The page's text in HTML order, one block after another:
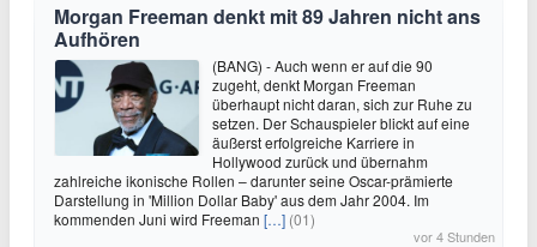
Morgan Freeman denkt mit 89 Jahren nicht ans
Aufhören
(BANG) - Auch wenn er auf die 90
zugeht, denkt Morgan Freeman
überhaupt nicht daran, sich zur Ruhe zu
setzen. Der Schauspieler blickt auf eine
äußerst erfolgreiche Karriere in
Hollywood zurück und übernahm
zahlreiche ikonische Rollen – darunter seine Oscar-prämierte
Darstellung in 'Million Dollar Baby' aus dem Jahr 2004. Im
kommenden Juni wird Freeman […] (01)
vor 4 Stunden